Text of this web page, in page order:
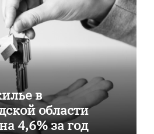
в
области
4,6% за год